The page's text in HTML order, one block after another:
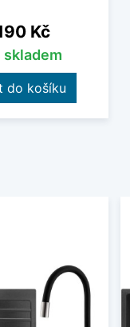
Kč
skladem
do košíku